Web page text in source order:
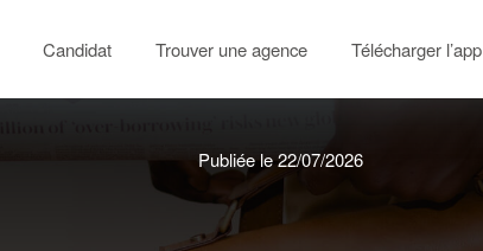
Candidat Trouver une agence Télécharger l’app
Publiée le 22/07/2026